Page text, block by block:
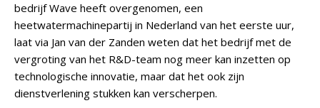
bedrijf Wave heeft overgenomen, een
heetwatermachinepartij in Nederland van het eerste uur,
laat via Jan van der Zanden weten dat het bedrijf met de
vergroting van het R&D-team nog meer kan inzetten op
technologische innovatie, maar dat het ook zijn
dienstverlening stukken kan verscherpen.